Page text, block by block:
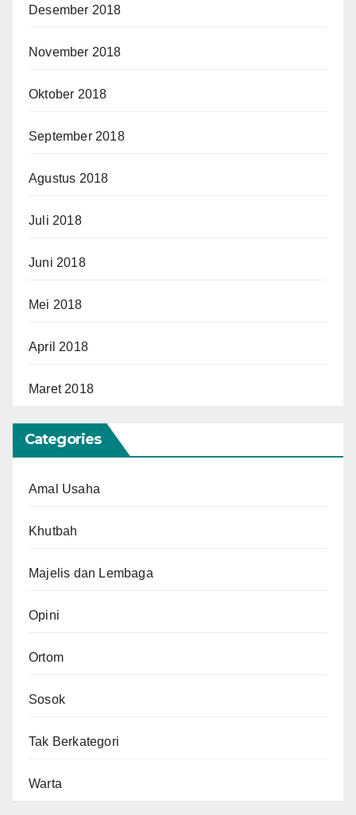
Desember 2018
November 2018
Oktober 2018
September 2018
Agustus 2018
Juli 2018
Juni 2018
Mei 2018
April 2018
Maret 2018
Categories
Amal Usaha
Khutbah
Majelis dan Lembaga
Opini
Ortom
Sosok
Tak Berkategori
Warta